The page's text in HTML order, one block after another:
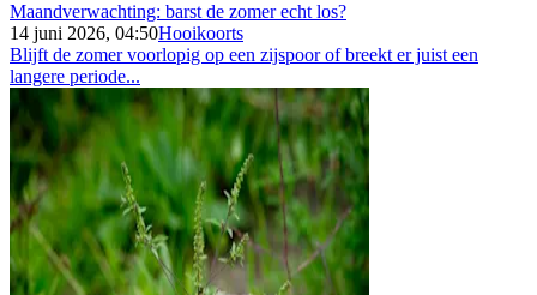
Maandverwachting: barst de zomer echt los?
14 juni 2026, 04:50Hooikoorts
Blijft de zomer voorlopig op een zijspoor of breekt er juist een
langere periode...